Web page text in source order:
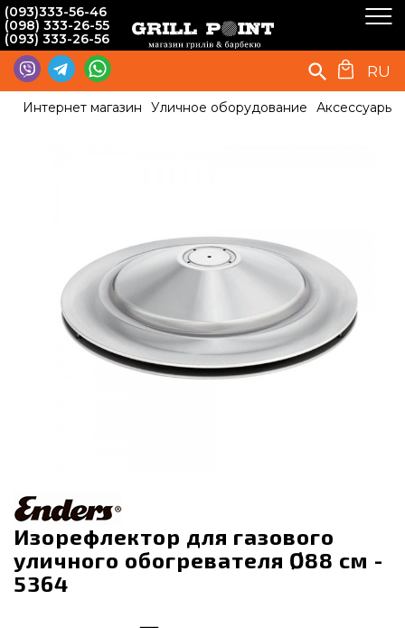
(093)333-56-46
(098) 333-26-55
(093) 333-26-56
RU
Интернет магазин Уличное оборудование Аксессуары
Изорефлектор для газового
уличного обогревателя Ø88 см -
5364